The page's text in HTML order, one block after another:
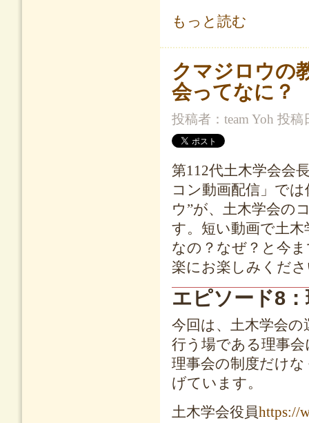
仕事の風景探訪プロジェクト ニュ
もっと読む
クマジロウの
会ってなに？
投稿者： team Yoh 投稿
第112代土木学会会
コン動画配信」で
ウ”が、土木学会の
す。短い動画で土
なの？なぜ？と今
楽にお楽しみくだ
エピソード8
今回は、土木学会
行う場である理事
理事会の制度だけ
げています。
土木学会役員https://